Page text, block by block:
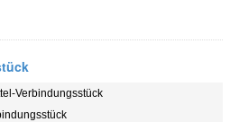
Verbindungsstück